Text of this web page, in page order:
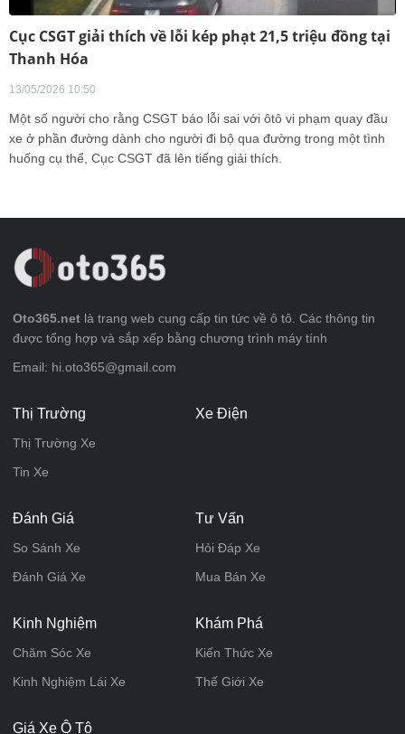
Cục CSGT giải thích về lỗi kép phạt 21,5 triệu đồng tại
Thanh Hóa
13/05/2026 10:50
Một số người cho rằng CSGT báo lỗi sai với ôtô vi phạm quay đầu
xe ở phần đường dành cho người đi bộ qua đường trong một tình
huống cụ thể, Cục CSGT đã lên tiếng giải thích.
Oto365.net là trang web cung cấp tin tức về ô tô. Các thông tin
được tổng hợp và sắp xếp bằng chương trình máy tính
Email: hi.oto365@gmail.com
Thị Trường
Thị Trường Xe
Tin Xe
Xe Điện
Đánh Giá
So Sánh Xe
Đánh Giá Xe
Tư Vấn
Hỏi Đáp Xe
Mua Bán Xe
Kinh Nghiệm
Chăm Sóc Xe
Kinh Nghiệm Lái Xe
Khám Phá
Kiến Thức Xe
Thế Giới Xe
Giá Xe Ô Tô